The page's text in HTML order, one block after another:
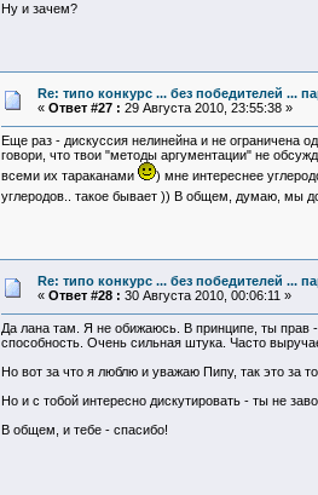
Ну и зачем?
Re: типо конкурс ... без победителей ...
« Ответ #27 : 29 Августа 2010, 23:55:38 »
Еще раз - дискуссия нелинейна и не ограничена
говори, что твои "методы аргументации" не
всеми их тараканами
) мне интереснее
углеродов.. такое бывает )) В общем, думаю, мы
Re: типо конкурс ... без победителей ...
« Ответ #28 : 30 Августа 2010, 00:06:11 »
Да лана там. Я не обижаюсь. В принципе, ты прав
способность. Очень сильная штука. Часто
Но вот за что я люблю и уважаю Пипу, так это за
Но и с тобой интересно дискутировать - ты не
В общем, и тебе - спасибо!